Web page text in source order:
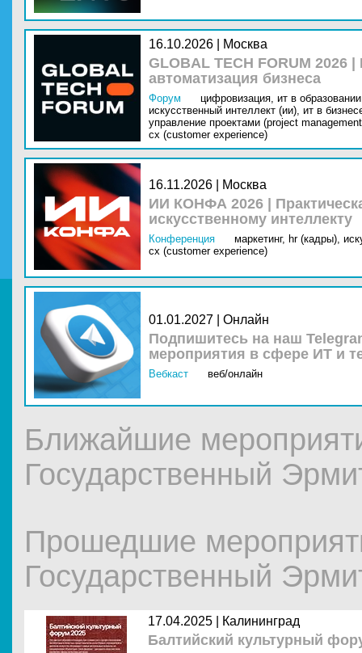
16.10.2026 | Москва
GLOBAL TECH FORUM
автоматизация бизнеса
Форум цифровизация, ит в
искусственный интеллект (ии), ит в
управление проектами (project
cx (customer experience)
16.11.2026 | Москва
ИИ КОНФА 2026 |
искусственному интеллекту
Конференция маркетинг, hr (кадры),
cx (customer experience)
01.01.2027 | Онлайн
Подпишитесь на наш
мероприятия в сфере ИТ и
Вебкаст веб/онлайн
Ближайшие
Государственный
Прошедшие
Государственный
17.04.2025 | Калининград
Балтийский культурный